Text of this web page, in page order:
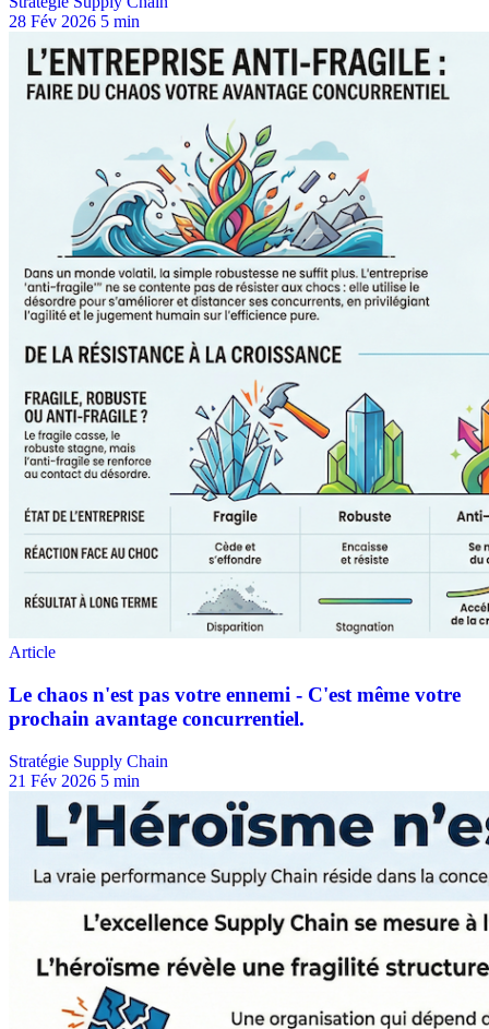
28 Fév 2026 5 min
Stratégie Supply Chain
21 Fév 2026 5 min